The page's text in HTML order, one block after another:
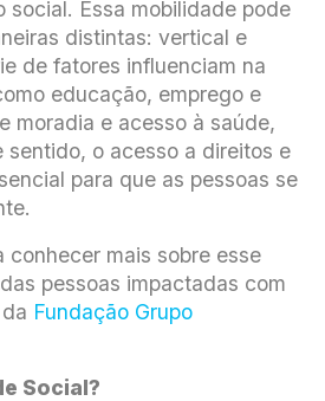
social. Essa mobilidade pode
distintas: vertical e
de fatores influenciam na
educação, emprego e
moradia e acesso à saúde,
sentido, o acesso a direitos e
para que as pessoas se
conhecer mais sobre esse
pessoas impactadas com
Fundação Grupo
Social?